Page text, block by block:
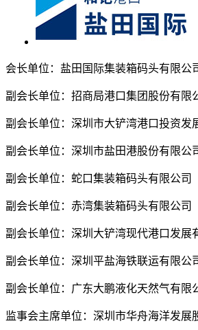
会长单位：盐田国际集装箱码头有限公
副会长单位：招商局港口集团股份有限
副会长单位：深圳市大铲湾港口投资发
副会长单位：深圳市盐田港股份有限公
副会长单位：蛇口集装箱码头有限公司
副会长单位：赤湾集装箱码头有限公司
副会长单位：深圳大铲湾现代港口发展
副会长单位：深圳平盐海铁联运有限公
副会长单位：广东大鹏液化天然气有限
监事会主席单位：深圳市华舟海洋发展